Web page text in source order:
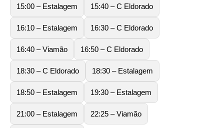
15:00 – Estalagem 15:40 – C Eldorado
16:10 – Estalagem 16:30 – C Eldorado
16:40 – Viamão 16:50 – C Eldorado
18:30 – C Eldorado 18:30 – Estalagem
18:50 – Estalagem 19:30 – Estalagem
21:00 – Estalagem 22:25 – Viamão